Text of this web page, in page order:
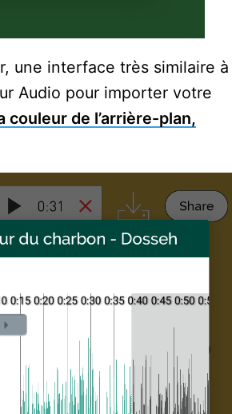
une interface très similaire à
Audio pour importer votre
couleur de l’arrière-plan,